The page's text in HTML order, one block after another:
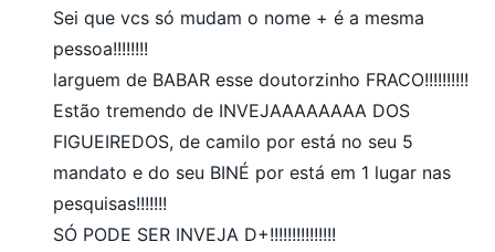
Sei que vcs só mudam o nome + é a mesma
pessoa!!!!!!!!
larguem de BABAR esse doutorzinho FRACO!!!!!!!!!!
Estão tremendo de INVEJAAAAAAAA DOS
FIGUEIREDOS, de camilo por está no seu 5
mandato e do seu BINÉ por está em 1 lugar nas
pesquisas!!!!!!!
SÓ PODE SER INVEJA D+!!!!!!!!!!!!!!!